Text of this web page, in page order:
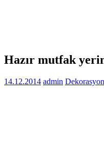
Hazır mutfak
14.12.2014 admin Dekorasyon